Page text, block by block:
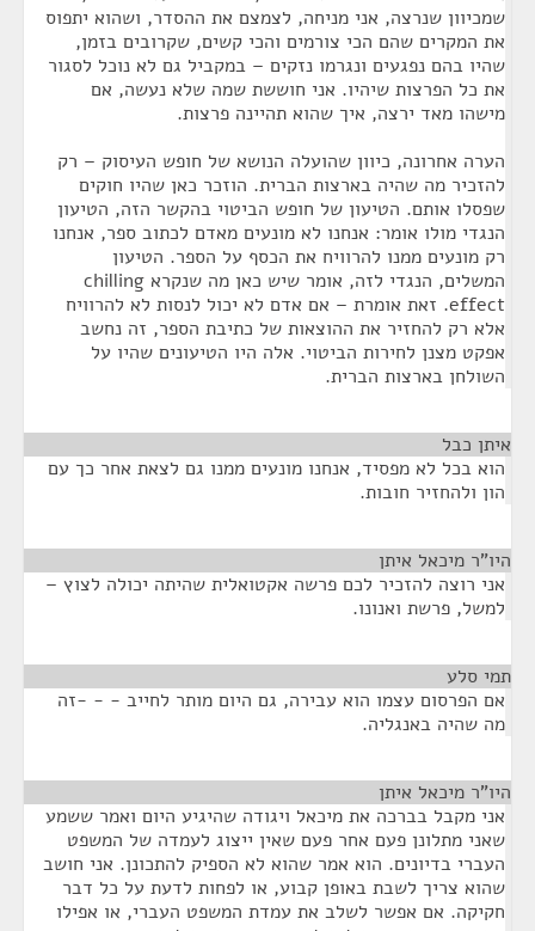
שמכיוון שנרצה, אני מניחה, לצמצם את ההסדר, ושהוא יתפוס
את המקרים שהם הכי צורמים והכי קשים, שקרובים בזמן,
שהיו בהם נפגעים ונגרמו נזקים – במקביל גם לא נוכל לסגור
את כל הפרצות שיהיו. אני חוששת שמה שלא נעשה, אם
מישהו מאד ירצה, איך שהוא תהיינה פרצות.
הערה אחרונה, כיוון שהועלה הנושא של חופש העיסוק – רק
להזכיר מה שהיה בארצות הברית. הוזכר כאן שהיו חוקים
שפסלו אותם. הטיעון של חופש הביטוי בהקשר הזה, הטיעון
הנגדי מולו אומר: אנחנו לא מונעים מאדם לכתוב ספר, אנחנו
רק מונעים ממנו להרוויח את הכסף על הספר. הטיעון
המשלים, הנגדי לזה, אומר שיש כאן מה שנקרא chilling
effect. זאת אומרת – אם אדם לא יכול לנסות לא להרוויח
אלא רק להחזיר את ההוצאות של כתיבת הספר, זה נחשב
אפקט מצנן לחירות הביטוי. אלה היו הטיעונים שהיו על
השולחן בארצות הברית.
איתן כבל
הוא בכל לא מפסיד, אנחנו מונעים ממנו גם לצאת אחר כך עם
הון ולהחזיר חובות.
היו"ר מיכאל איתן
אני רוצה להזכיר לכם פרשה אקטואלית שהיתה יכולה לצוץ –
למשל, פרשת ואנונו.
תמי סלע
אם הפרסום עצמו הוא עבירה, גם היום מותר לחייב - - -זה
מה שהיה באנגליה.
היו"ר מיכאל איתן
אני מקבל בברכה את מיכאל ויגודה שהיגיע היום ואמר ששמע
שאני מתלונן פעם אחר פעם שאין ייצוג לעמדה של המשפט
העברי בדיונים. הוא אמר שהוא לא הספיק להתכונן. אני חושב
שהוא צריך לשבת באופן קבוע, או לפחות לדעת על כל דבר
חקיקה. אם אפשר לשלב את עמדת המשפט העברי, או אפילו